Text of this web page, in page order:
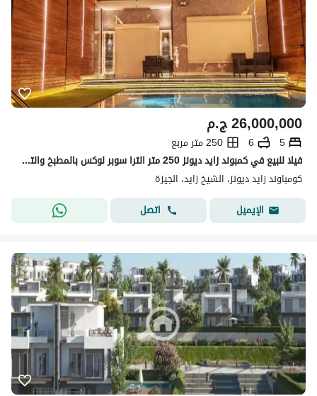
ج.م26,000,000
5
6
250 متر مربع
فيلا للبيع في كمبوند زايد ديونز 250 متر الترا سوبر لوكس بالمطبخ والتكييفات مدينة الشيخ زايد
كومباوند زايد ديونز، الشيخ زايد، الجيزة
الإيميل
اتصل